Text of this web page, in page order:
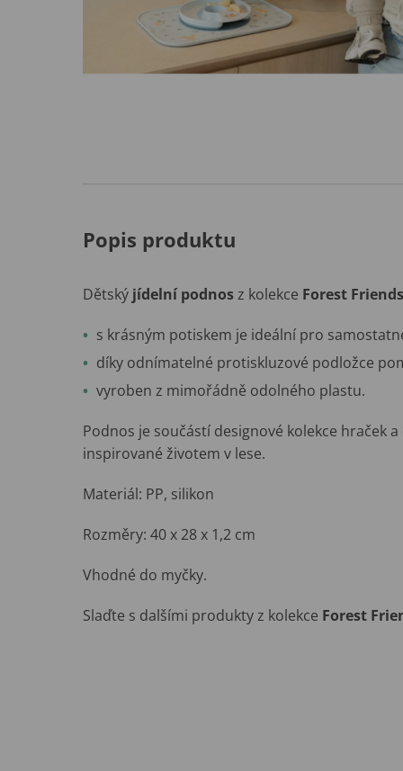
Popis produktu
Dětský jídelní podnosz kolekce Forest Friends
s krásným potiskem je ideální pro
díky odnímatelné protiskluzové podložce
vyroben z mimořádně odolného plastu.
Podnos je součástí designové kolekce hraček
inspirované životem v lese.
Materiál: PP, silikon
Rozměry: 40 x 28 x 1,2 cm
Vhodné do myčky.
Slaďte s dalšími produkty z kolekce Forest